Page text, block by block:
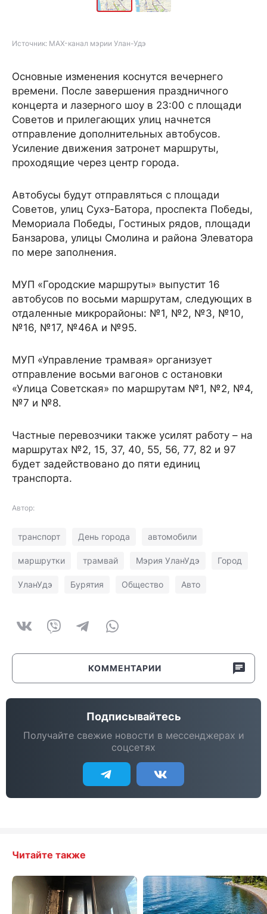
Источник: MAX-канал мэрии Улан-Удэ
Основные изменения коснутся вечернего
времени. После завершения праздничного
концерта и лазерного шоу в 23:00 с площади
Советов и прилегающих улиц начнется
отправление дополнительных автобусов.
Усиление движения затронет маршруты,
проходящие через центр города.
Автобусы будут отправляться с площади
Советов, улиц Сухэ-Батора, проспекта Победы,
Мемориала Победы, Гостиных рядов, площади
Банзарова, улицы Смолина и района Элеватора
по мере заполнения.
МУП «Городские маршруты» выпустит 16
автобусов по восьми маршрутам, следующих в
отдаленные микрорайоны: №1, №2, №3, №10,
№16, №17, №46А и №95.
МУП «Управление трамвая» организует
отправление восьми вагонов с остановки
«Улица Советская» по маршрутам №1, №2, №4,
№7 и №8.
Частные перевозчики также усилят работу – на
маршрутах №2, 15, 37, 40, 55, 56, 77, 82 и 97
будет задействовано до пяти единиц
транспорта.
Автор:
транспорт День города автомобили
маршрутки трамвай Мэрия УланУдэ Город
УланУдэ Бурятия Общество Авто
КОММЕНТАРИИ
Подписывайтесь
Получайте свежие новости в мессенджерах и
соцсетях
Читайте также